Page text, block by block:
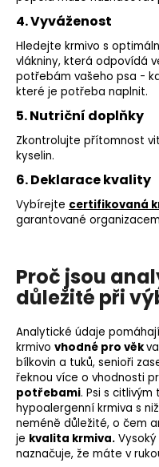
4. Vyváženost
Hledejte krmivo s
vlákniny, která odpovídá
potřebám vašeho psa -
které je potřeba naplnit.
5. Nutriční doplňky
Zkontrolujte přítomnost
kyselin.
6. Deklarace kvality
Vybírejte certifikovaná
garantované organizacemi
Proč jsou
důležité při
Analytické údaje
krmivo vhodné pro věk
bílkovin a tuků, senioři
řeknou více o vhodnosti
potřebami. Psi s citlivým
hypoalergenní krmiva s
neméně důležité, o čem
je kvalita krmiva.
naznačuje, že máte v